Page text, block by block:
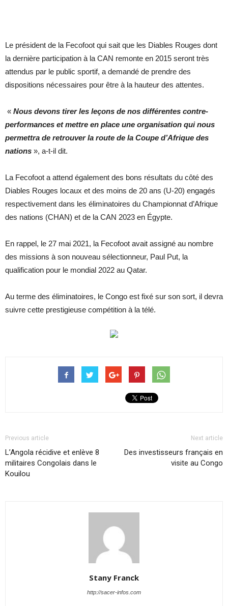
Le président de la Fecofoot qui sait que les Diables Rouges dont
la dernière participation à la CAN remonte en 2015 seront très
attendus par le public sportif, a demandé de prendre des
dispositions nécessaires pour être à la hauteur des attentes.
« Nous devons tirer les leçons de nos différentes contre-
performances et mettre en place une organisation qui nous
permettra de retrouver la route de la Coupe d’Afrique des
nations », a-t-il dit.
La Fecofoot a attend également des bons résultats du côté des
Diables Rouges locaux et des moins de 20 ans (U-20) engagés
respectivement dans les éliminatoires du Championnat d’Afrique
des nations (CHAN) et de la CAN 2023 en Égypte.
En rappel, le 27 mai 2021, la Fecofoot avait assigné au nombre
des missions à son nouveau sélectionneur, Paul Put, la
qualification pour le mondial 2022 au Qatar.
Au terme des éliminatoires, le Congo est fixé sur son sort, il devra
suivre cette prestigieuse compétition à la télé.
Previous article
L’Angola récidive et enlève 8
militaires Congolais dans le
Kouilou
Next article
Des investisseurs français en
visite au Congo
Stany Franck
http://sacer-infos.com